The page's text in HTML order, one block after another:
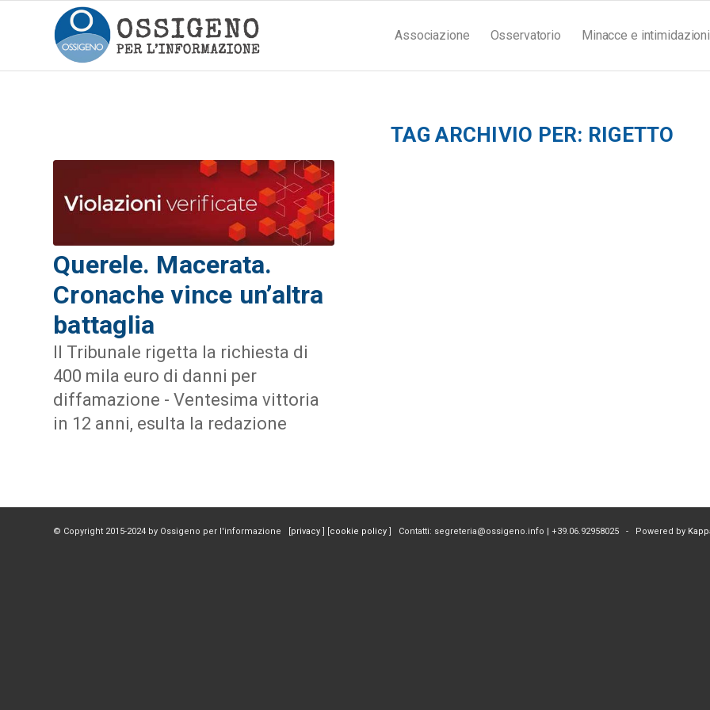
Associazione Osservatorio Minacce e intimidazioni
TAG ARCHIVIO PER: RIGETTO
Querele. Macerata.
Cronache vince un’altra
battaglia
Il Tribunale rigetta la richiesta di
400 mila euro di danni per
diffamazione - Ventesima vittoria
in 12 anni, esulta la redazione
© Copyright 2015-2024 by Ossigeno per l'informazione [privacy ] [cookie policy ] Contatti: segreteria@ossigeno.info | +39.06.92958025 - Powered by